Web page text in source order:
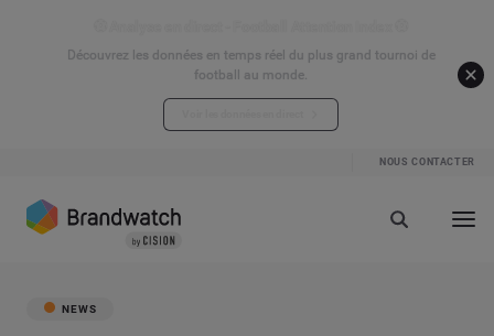
Découvrez les données en temps réel du plus grand tournoi de
football au monde.
NOUS CONTACTER
NEWS